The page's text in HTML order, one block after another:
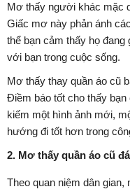
Mơ thấy người khác mặc
Giấc mơ này phản ánh
thể bạn cảm thấy họ đang
với bạn trong cuộc sống.
Mơ thấy thay quần áo cũ
Điềm báo tốt cho thấy bạn
kiếm một hình ảnh mới,
hướng đi tốt hơn trong
2. Mơ thấy quần áo cũ
Theo quan niệm dân